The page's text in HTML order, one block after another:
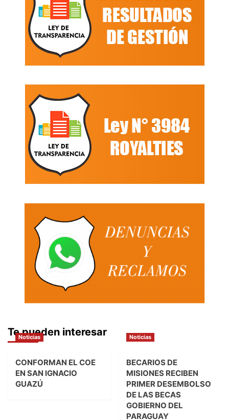
Te pueden interesar
Noticias
CONFORMAN EL COE
EN SAN IGNACIO
GUAZÚ
Noticias
BECARIOS DE
MISIONES RECIBEN
PRIMER DESEMBOLSO
DE LAS BECAS
GOBIERNO DEL
PARAGUAY